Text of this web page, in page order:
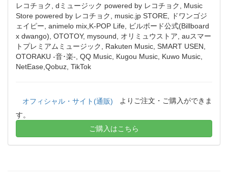
レコチョク, dミュージック powered by レコチョク, Music
Store powered by レコチョク, music.jp STORE, ドワンゴジ
ェイピー, animelo mix,K-POP Life, ビルボード公式(Billboard
x dwango), OTOTOY, mysound, オリミュウストア, auスマー
トプレミアムミュージック, Rakuten Music, SMART USEN,
OTORAKU -音･楽-, QQ Music, Kugou Music, Kuwo Music,
NetEase,Qobuz, TikTok
オフィシャル・サイト(通販)
よりご注文・ご購入ができま
す。
ご購入はこちら